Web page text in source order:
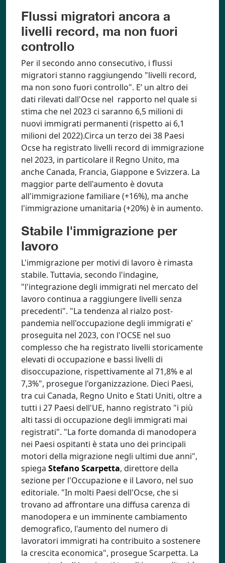
Flussi migratori ancora a
livelli record, ma non fuori
controllo
Per il secondo anno consecutivo, i flussi
migratori stanno raggiungendo "livelli record,
ma non sono fuori controllo". E’ un altro dei
dati rilevati dall'Ocse nel rapporto nel quale si
stima che nel 2023 ci saranno 6,5 milioni di
nuovi immigrati permanenti (rispetto ai 6,1
milioni del 2022).Circa un terzo dei 38 Paesi
Ocse ha registrato livelli record di immigrazione
nel 2023, in particolare il Regno Unito, ma
anche Canada, Francia, Giappone e Svizzera. La
maggior parte dell'aumento è dovuta
all'immigrazione familiare (+16%), ma anche
l'immigrazione umanitaria (+20%) è in aumento.
Stabile l'immigrazione per
lavoro
L'immigrazione per motivi di lavoro è rimasta
stabile. Tuttavia, secondo l'indagine,
"l'integrazione degli immigrati nel mercato del
lavoro continua a raggiungere livelli senza
precedenti". "La tendenza al rialzo post-
pandemia nell'occupazione degli immigrati e'
proseguita nel 2023, con l'OCSE nel suo
complesso che ha registrato livelli storicamente
elevati di occupazione e bassi livelli di
disoccupazione, rispettivamente al 71,8% e al
7,3%", prosegue l'organizzazione. Dieci Paesi,
tra cui Canada, Regno Unito e Stati Uniti, oltre a
tutti i 27 Paesi dell'UE, hanno registrato "i più
alti tassi di occupazione degli immigrati mai
registrati". "La forte domanda di manodopera
nei Paesi ospitanti è stata uno dei principali
motori della migrazione negli ultimi due anni",
spiega Stefano Scarpetta, direttore della
sezione per l'Occupazione e il Lavoro, nel suo
editoriale. "In molti Paesi dell'Ocse, che si
trovano ad affrontare una diffusa carenza di
manodopera e un imminente cambiamento
demografico, l'aumento del numero di
lavoratori immigrati ha contribuito a sostenere
la crescita economica", prosegue Scarpetta. La